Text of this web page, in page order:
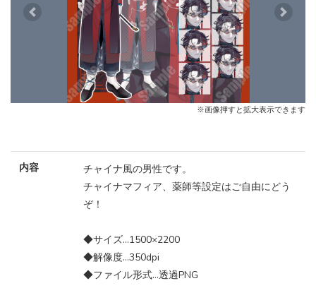
Previous Next
※画像押すと拡大表示できます
内容
チャイナ風の男性です。
チャイナマフィア、薬師等設定はご自由にどう
ぞ！
◆サイズ…1500×2200
◆解像度…350dpi
◆ファイル形式…透過PNG